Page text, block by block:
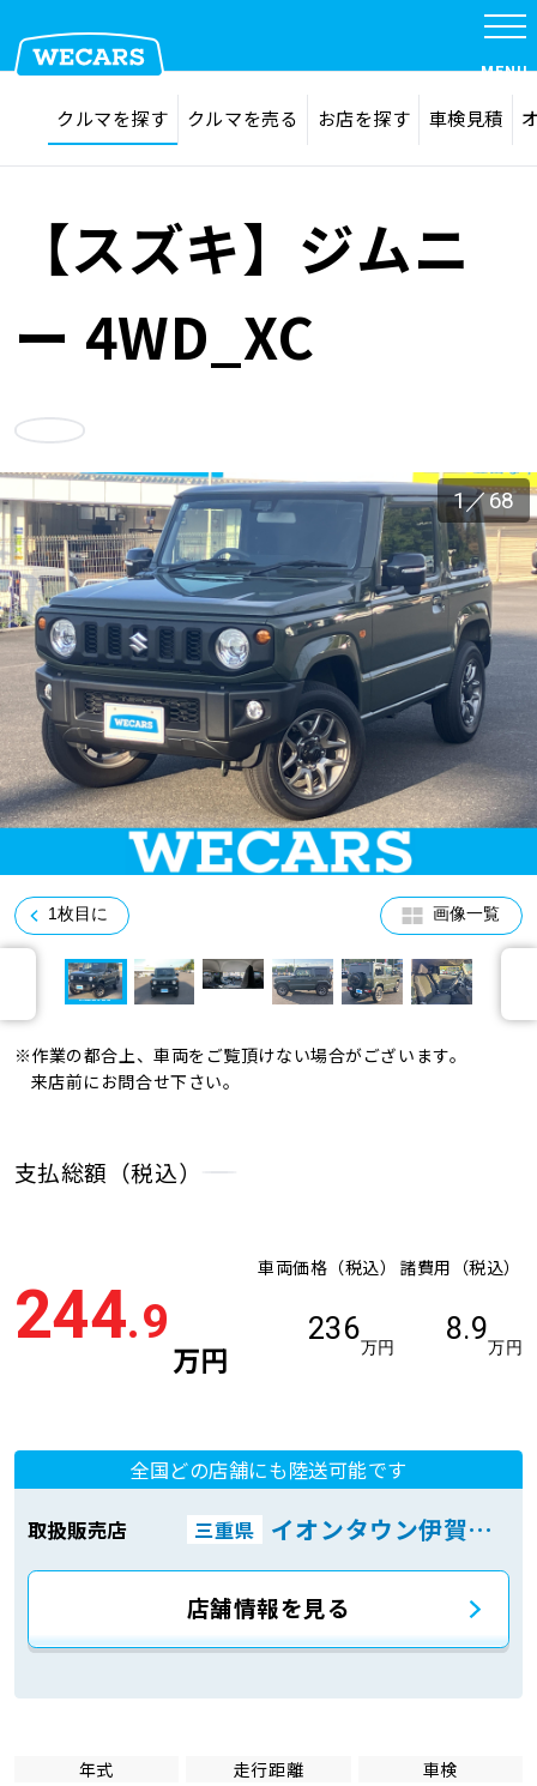
在庫検索 サイト内検索
MENU
クルマを探す
クルマを売る
お店を探す
車検見積
車検サービス トップ
車検料金・メニュー
品質管理とサポート体制
オイル交換・点検・整備予約
お役立ち情報
お問い合わせ
企業情報 採用情報
0120-733-500
クルマを探す クルマを売る お店を探す 車検見積
【スズキ】ジムニ
ー 4WD_XC
お気に入り
1／68
1枚目に 画像一覧
※作業の都合上、車両をご覧頂けない場合がございます。
来店前にお問合せ下さい。
支払総額（税込）
244.9
万円
車両価格（税込）
236
万円
諸費用（税込）
8.9
万円
全国どの店舗にも陸送可能です
取扱販売店 三重県 イオンタウン伊賀上野店
店舗情報を見る
年式
走行距離
車検